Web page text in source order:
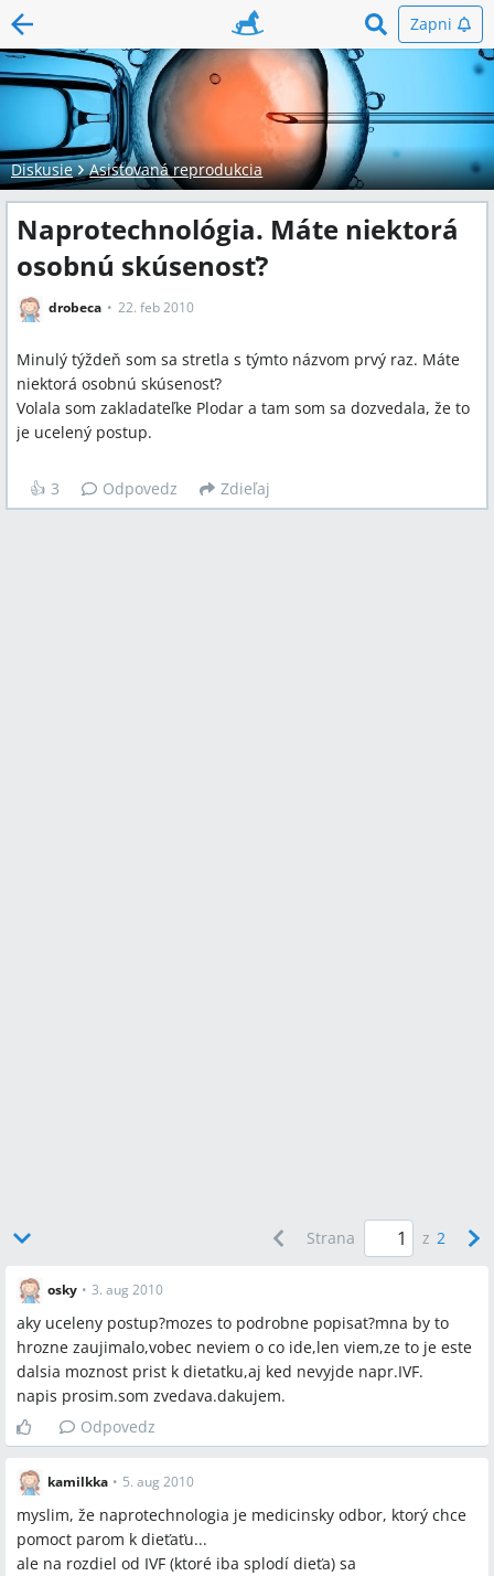
Zapni
Diskusie Asistovaná reprodukcia
Naprotechnológia. Máte niektorá
osobnú skúsenosť?
drobeca 22. feb 2010
Minulý týždeň som sa stretla s týmto názvom prvý raz. Máte
niektorá osobnú skúsenosť?
Volala som zakladateľke Plodar a tam som sa dozvedala, že to
je ucelený postup.
👍 3 Odpovedz Zdieľaj
Strana z 2
osky • 3. aug 2010
aky uceleny postup?mozes to podrobne popisat?mna by to
hrozne zaujimalo,vobec neviem o co ide,len viem,ze to je este
dalsia moznost prist k dietatku,aj ked nevyjde napr.IVF.
napis prosim.som zvedava.dakujem.
Odpovedz
kamilkka • 5. aug 2010
myslim, že naprotechnologia je medicinsky odbor, ktorý chce
pomoct parom k dieťaťu...
ale na rozdiel od IVF (ktoré iba splodí dieťa) sa